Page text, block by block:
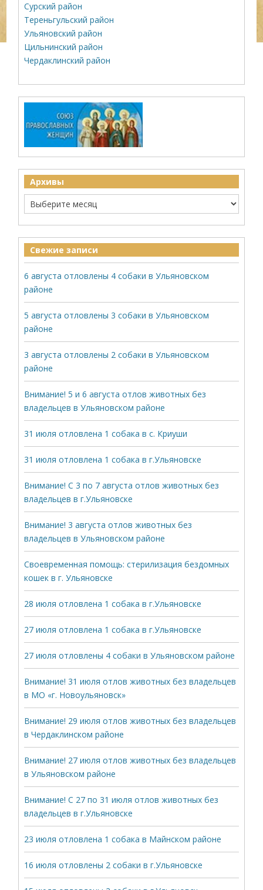
Сурский район
Тереньгульский район
Ульяновский район
Цильнинский район
Чердаклинский район
Архивы
Свежие записи
6 августа отловлены 4 собаки в Ульяновском
районе
5 августа отловлены 3 собаки в Ульяновском
районе
3 августа отловлены 2 собаки в Ульяновском
районе
Внимание! 5 и 6 августа отлов животных без
владельцев в Ульяновском районе
31 июля отловлена 1 собака в с. Криуши
31 июля отловлена 1 собака в г.Ульяновске
Внимание! С 3 по 7 августа отлов животных без
владельцев в г.Ульяновске
Внимание! 3 августа отлов животных без
владельцев в Ульяновском районе
Своевременная помощь: стерилизация бездомных
кошек в г. Ульяновске
28 июля отловлена 1 собака в г.Ульяновске
27 июля отловлена 1 собака в г.Ульяновске
27 июля отловлены 4 собаки в Ульяновском районе
Внимание! 31 июля отлов животных без владельцев
в МО «г. Новоульяновск»
Внимание! 29 июля отлов животных без владельцев
в Чердаклинском районе
Внимание! 27 июля отлов животных без владельцев
в Ульяновском районе
Внимание! С 27 по 31 июля отлов животных без
владельцев в г.Ульяновске
23 июля отловлена 1 собака в Майнском районе
16 июля отловлены 2 собаки в г.Ульяновске